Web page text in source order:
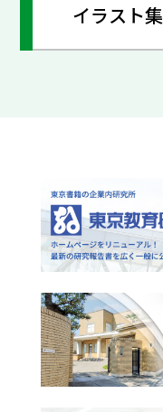
イラスト集